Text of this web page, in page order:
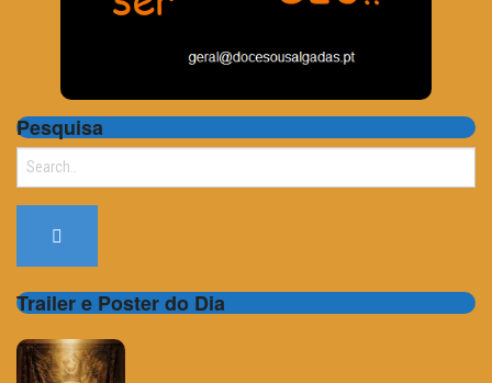
Pesquisa
Search
Trailer e Poster do Dia